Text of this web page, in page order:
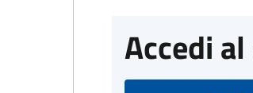
Accedi